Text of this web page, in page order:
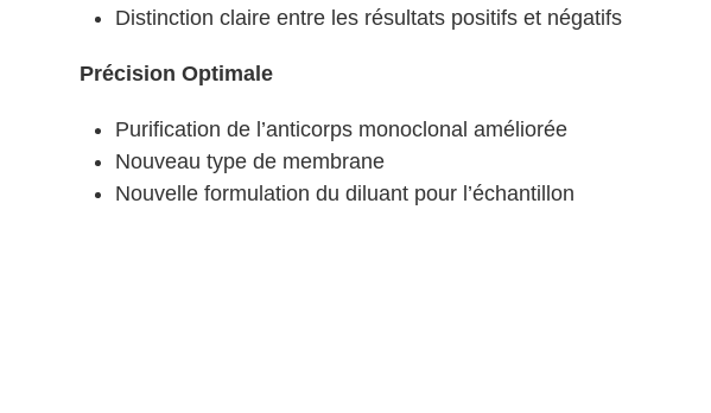
Distinction claire entre les résultats positifs et négatifs
Précision Optimale
Purification de l’anticorps monoclonal améliorée
Nouveau type de membrane
Nouvelle formulation du diluant pour l’échantillon